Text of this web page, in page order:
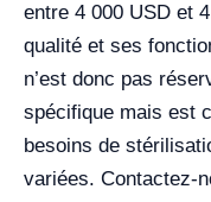
entre 4 000 USD et
qualité et ses
n’est donc pas
spécifique mais est
besoins de
variées. Contactez-